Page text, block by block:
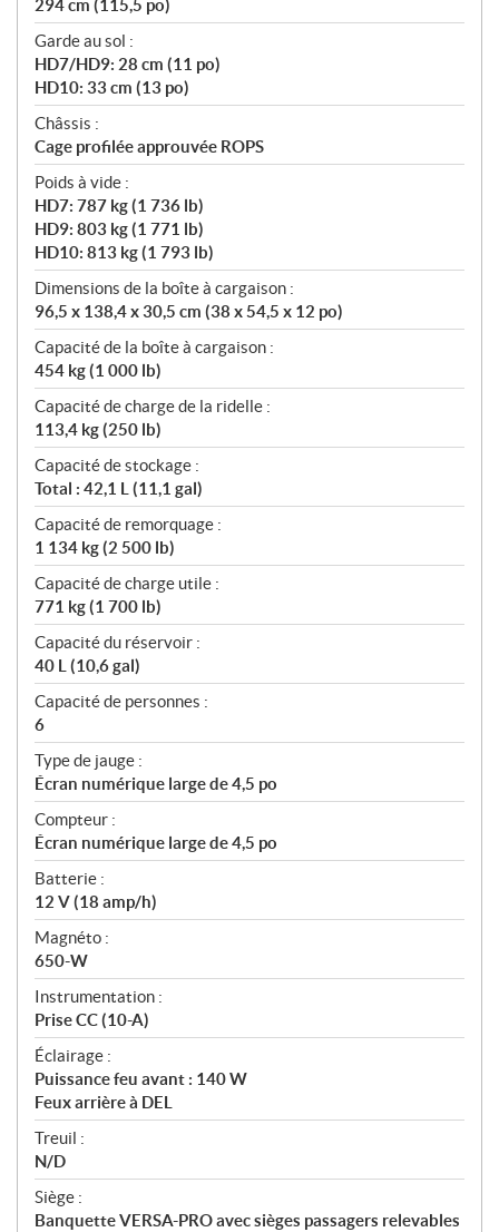
294 cm (115,5 po)
Garde au sol :
HD7/HD9: 28 cm (11 po)
HD10: 33 cm (13 po)
Châssis :
Cage profilée approuvée ROPS
Poids à vide :
HD7: 787 kg (1 736 lb)
HD9: 803 kg (1 771 lb)
HD10: 813 kg (1 793 lb)
Dimensions de la boîte à cargaison :
96,5 x 138,4 x 30,5 cm (38 x 54,5 x 12 po)
Capacité de la boîte à cargaison :
454 kg (1 000 lb)
Capacité de charge de la ridelle :
113,4 kg (250 lb)
Capacité de stockage :
Total : 42,1 L (11,1 gal)
Capacité de remorquage :
1 134 kg (2 500 lb)
Capacité de charge utile :
771 kg (1 700 lb)
Capacité du réservoir :
40 L (10,6 gal)
Capacité de personnes :
6
Type de jauge :
Écran numérique large de 4,5 po
Compteur :
Écran numérique large de 4,5 po
Batterie :
12 V (18 amp/h)
Magnéto :
650-W
Instrumentation :
Prise CC (10-A)
Éclairage :
Puissance feu avant : 140 W
Feux arrière à DEL
Treuil :
N/D
Siège :
Banquette VERSA-PRO avec sièges passagers relevables